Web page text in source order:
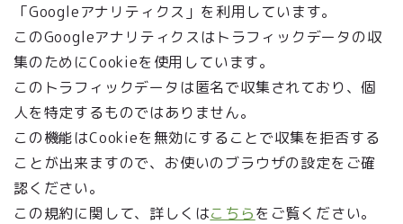
「Googleアナリティクス」を利用しています。
このGoogleアナリティクスはトラフィックデータの収
集のためにCookieを使用しています。
このトラフィックデータは匿名で収集されており、個
人を特定するものではありません。
この機能はCookieを無効にすることで収集を拒否する
ことが出来ますので、お使いのブラウザの設定をご確
認ください。
この規約に関して、詳しくはこちらをご覧ください。